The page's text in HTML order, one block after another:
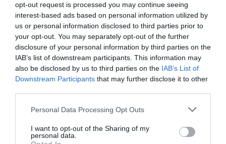
opt-out request is processed you may continue seeing
interest-based ads based on personal information utilized by
us or personal information disclosed to third parties prior to
your opt-out. You may separately opt-out of the further
disclosure of your personal information by third parties on the
IAB’s list of downstream participants. This information may
also be disclosed by us to third parties on the IAB’s List of
Downstream Participants that may further disclose it to other
Please note that this website/app uses one or more Google
not limited to your visit or usage behaviour. You may click to
grant or deny consent to Google and its third-party tags to
Personal Data Processing Opt Outs
I want to opt-out of the Sharing of my
personal data.
în aplicaţia sa oficială şia început să accepte
cardurile Revolut pentru achiziţiile efectuate la
bord.De asemenea, Wizz Air va pune la dispoziţia
pasagerilor săi în acest sezonpeste 28 de milioane
de locuri în întreaga reţea
, cea mai mare ofertă din
punctul de vedere al capacităţii pe timp de iarnă de
la începutul operaţiunilor sale, deservind Europa,